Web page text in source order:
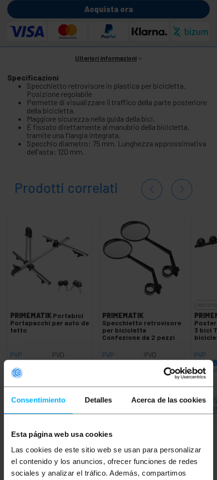
Consentimiento Detalles Acerca de las cookies
Esta página web usa cookies
Las cookies de este sitio web se usan para personalizar
el contenido y los anuncios, ofrecer funciones de redes
sociales y analizar el tráfico. Además, compartimos
Acquista ora
Ulteriori informazioni
Specificazioni
Specchietto retrovisore in plastica per bicicletta.
Posizione regolabile
Permette di visualizzare il traffico della parte posteriore
della bicicletta.
Maggiore sicurezza nella guida della bici.
È fissato direttamente al manubrio della bicicletta,
tramite una flangia integrata.
Specchio diametro: 75 mm. Lunghezza approssimativa
dell'asta: 120 mm.
Prodotti correlati
PRIMEMATIK Portabici
Portapacchi per auto de
tetto
PVP
40,58€
40,58
PVD
31,71€
Consegna immediata
BK068
PRIMEMATIK
Specchietto retrovisore
per bicicletta
Confezione da 2 pezzi
PVP
1,22€
PVD
0,95€
Consegna immediata
BK062
3 bici
PVP
53,26
Parole